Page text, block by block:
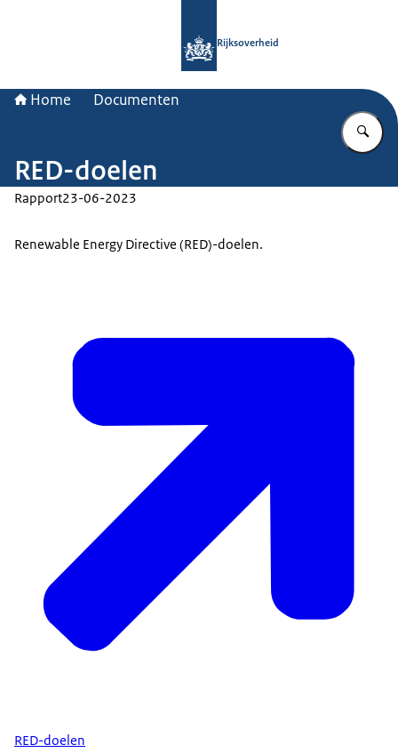
Rijksoverheid
Home Documenten
RED-doelen
Rapport23-06-2023
Renewable Energy Directive (RED)-doelen.
RED-doelen